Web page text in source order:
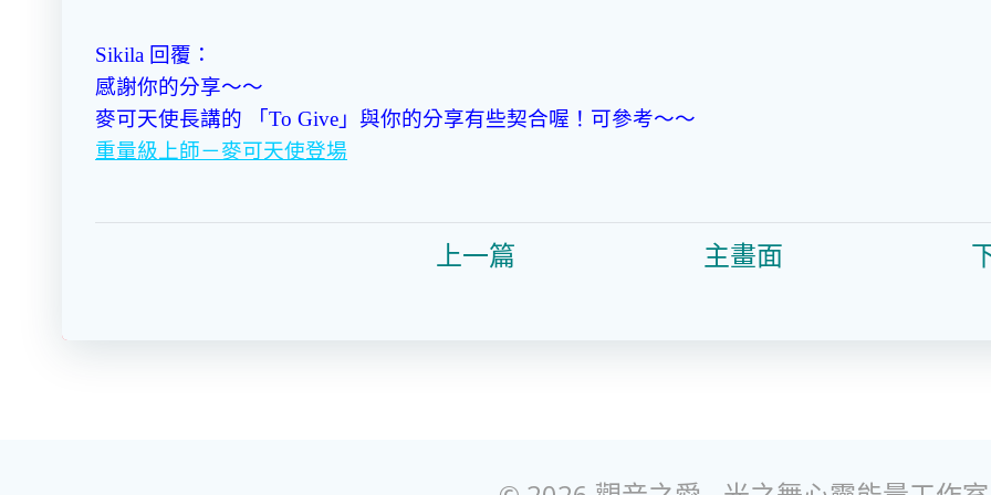
Sikila 回覆：
感謝你的分享～～
麥可天使長講的 「To Give」與你的分享有些契合喔！可參考～～
重量級上師－麥可天使登場
上一篇 主畫面